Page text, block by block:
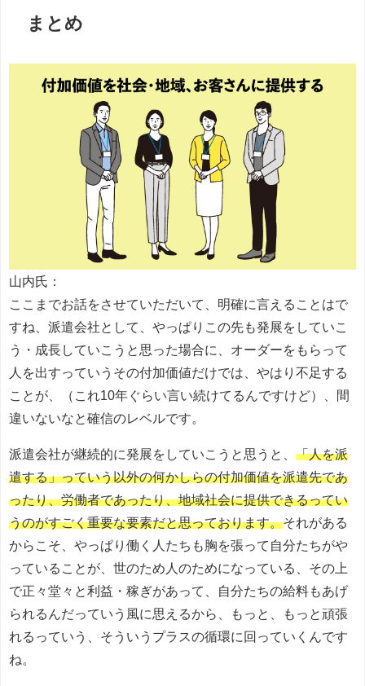
まとめ
山内氏：
ここまでお話をさせていただいて、明確に言えることはで
すね、派遣会社として、やっぱりこの先も発展をしていこ
う・成長していこうと思った場合に、オーダーをもらって
人を出すっていうその付加価値だけでは、やはり不足する
ことが、（これ10年ぐらい言い続けてるんですけど）、間
違いないなと確信のレベルです。
派遣会社が継続的に発展をしていこうと思うと、 「人を派
遣する」っていう以外の何かしらの付加価値を派遣先であ
ったり、労働者であったり、地域社会に提供できるってい
うのがすごく重要な要素だと思っております。それがある
からこそ、やっぱり働く人たちも胸を張って自分たちがや
っていることが、世のため人のためになっている、その上
で正々堂々と利益・稼ぎがあって、自分たちの給料もあげ
られるんだっていう風に思えるから、もっと、もっと頑張
れるっていう、そういうプラスの循環に回っていくんです
ね。